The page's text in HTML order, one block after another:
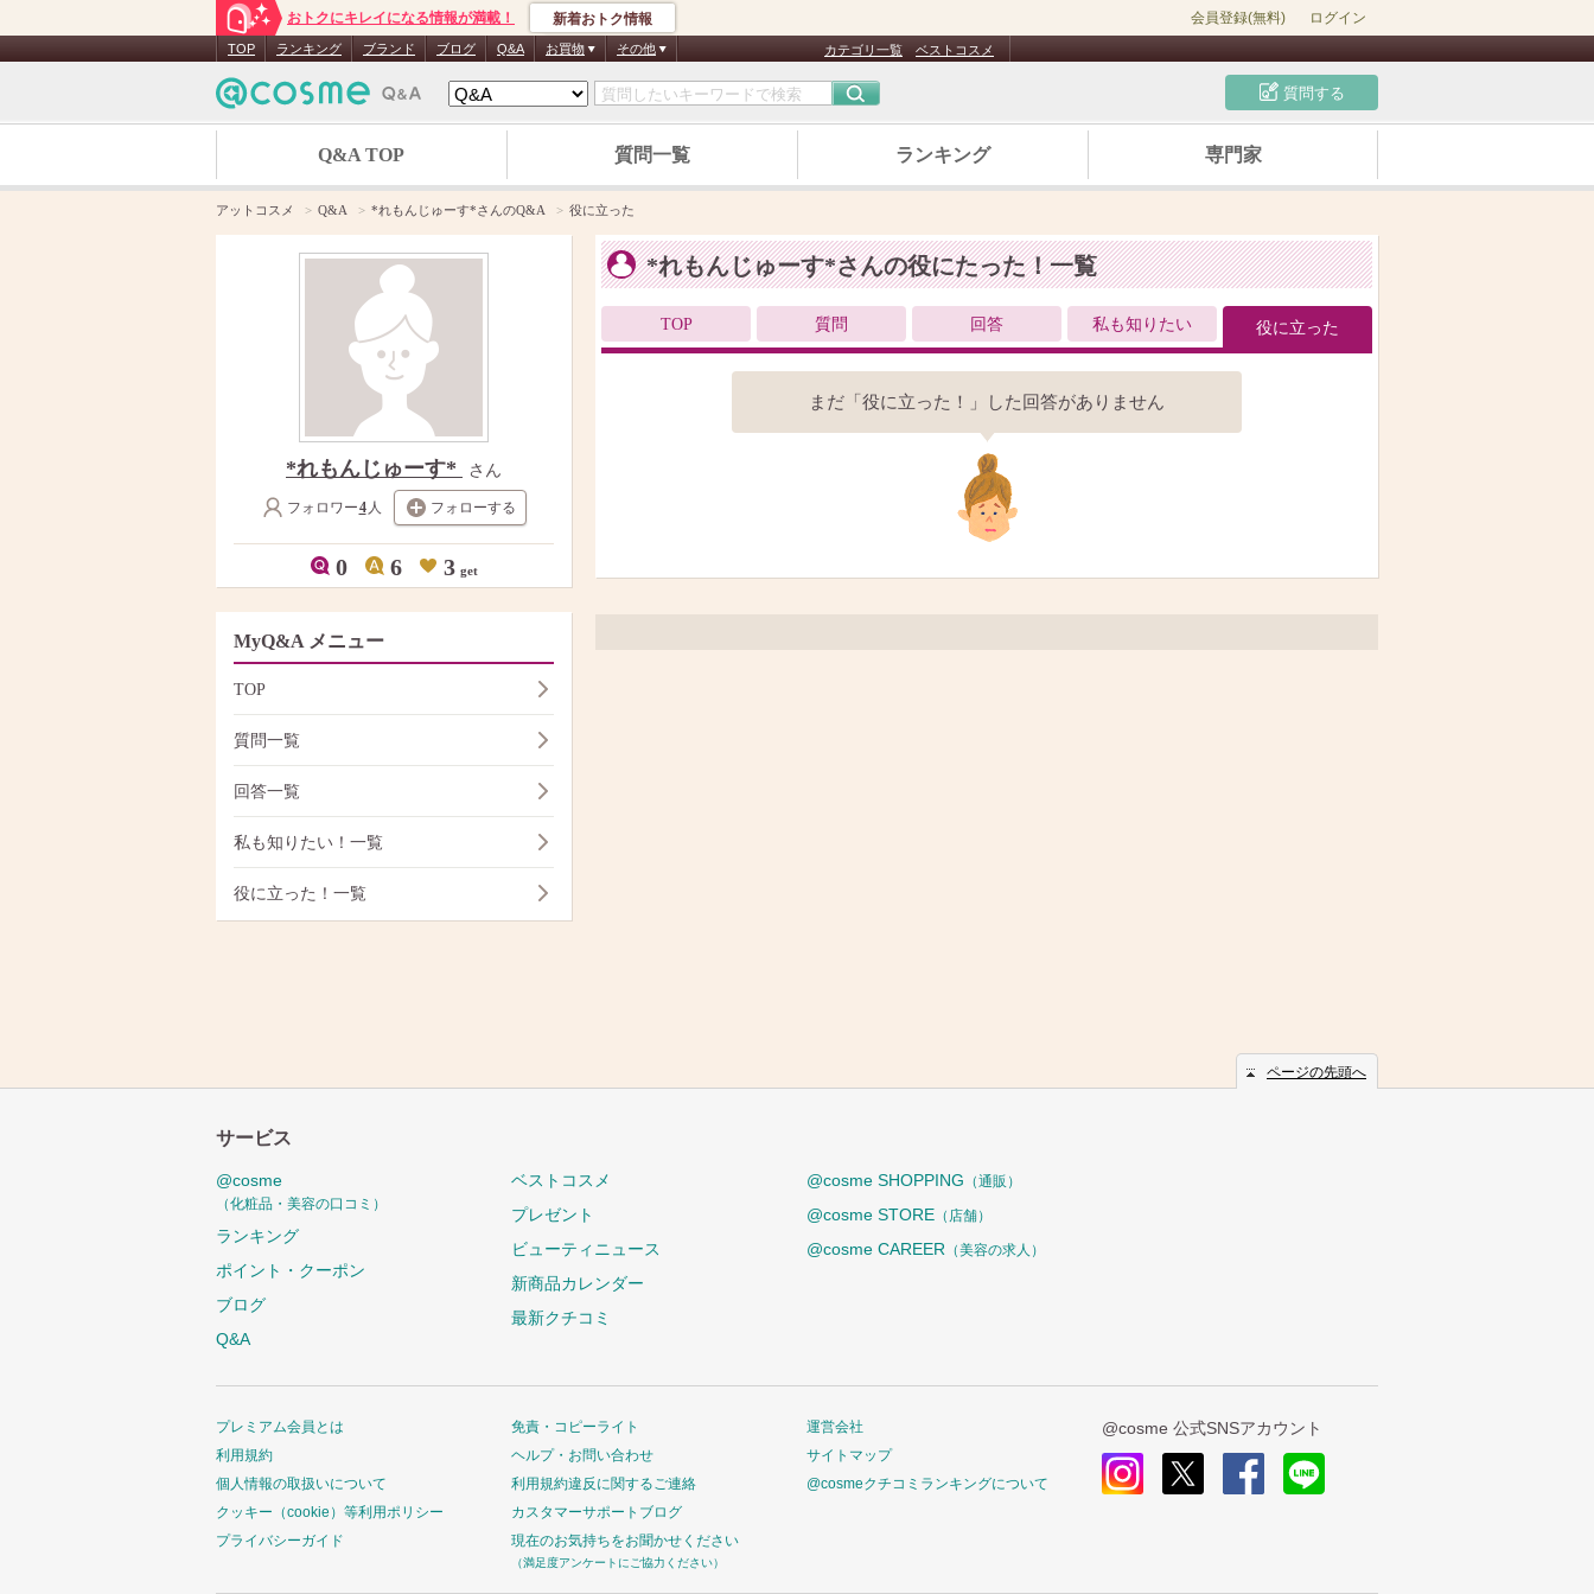
おトクにキレイになる情報が満載！ 新着おトク情報 会員登録(無料) ログイン
TOP ランキング ブランド ブログ Q&A お買物 その他 カテゴリ一覧 ベストコスメ
質問する
Q&A TOP 質問一覧 ランキング 専門家
アットコスメ Q&A *れもんじゅーす*さんのQ&A 役に立った
*れもんじゅーす*さんの役にたった！一覧
TOP 質問 回答 私も知りたい 役に立った
まだ「役に立った！」した回答がありません
*れもんじゅーす* さん
フォロワー4 人 フォローする
0 6 3 get
MyQ&A メニュー
TOP
質問一覧
回答一覧
私も知りたい！一覧
役に立った！一覧
ページの先頭へ
サービス
@cosme
（化粧品・美容の口コミ）
ランキング
ポイント・クーポン
ブログ
Q&A
ベストコスメ
プレゼント
ビューティニュース
新商品カレンダー
最新クチコミ
@cosme SHOPPING （通販）
@cosme STORE （店舗）
@cosme CAREER （美容の求人）
プレミアム会員とは
利用規約
個人情報の取扱いについて
クッキー（cookie）等利用ポリシー
プライバシーガイド
免責・コピーライト
ヘルプ・お問い合わせ
利用規約違反に関するご連絡
カスタマーサポートブログ
現在のお気持ちをお聞かせください
（満足度アンケートにご協力ください）
運営会社
サイトマップ
@cosmeクチコミランキングについて
@cosme 公式SNSアカウント